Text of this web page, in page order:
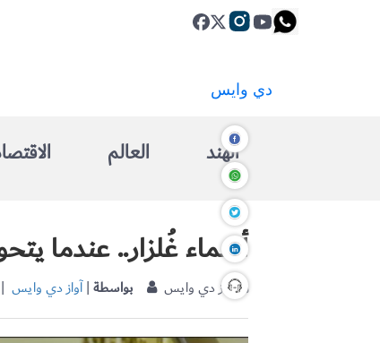
العالم الهند
أسماء غُلزار.. عندما
| آواز دي وايس بواسطة|آواز دي وايس